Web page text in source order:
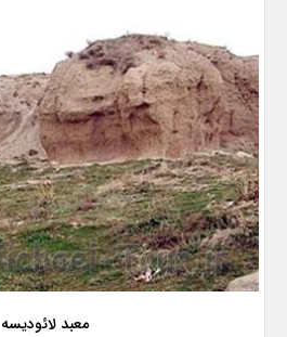
معبد لائودیسه